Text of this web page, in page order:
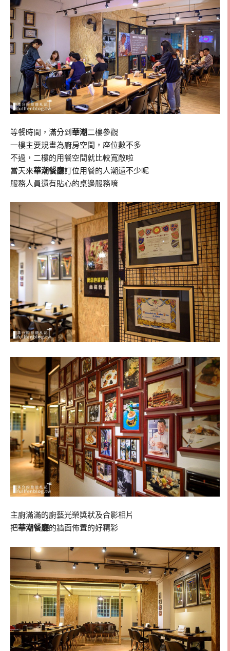
等餐時間，滿分到 華潮 二樓參觀
一樓主要規畫為廚房空間，座位數不多
不過，二樓的用餐空間就比較寬敞啦
當天來華潮餐廳訂位用餐的人潮還不少呢
服務人員還有貼心的桌邊服務唷
主廚滿滿的廚藝光榮獎狀及合影相片
把華潮餐廳的牆面佈置的好精彩